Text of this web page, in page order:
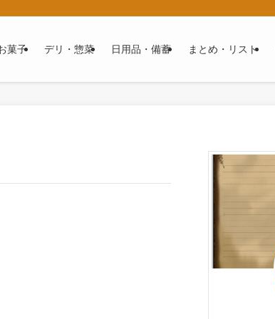
菓子 デリ・惣菜 日用品・備蓄 まとめ・リスト